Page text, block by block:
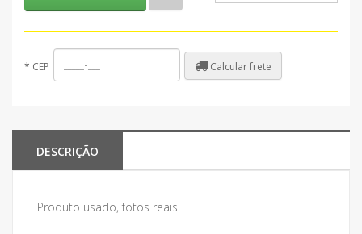
* CEP Calcular frete
DESCRIÇÃO
Produto usado, fotos reais.